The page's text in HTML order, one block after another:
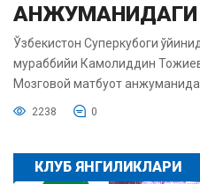
АНЖУМАНИДАГИ
Ўзбекистон Суперкубоги
мураббийи Камолиддин
Мозговой матбуот анжуманида
2238 0
КЛУБ ЯНГИЛИКЛАРИ